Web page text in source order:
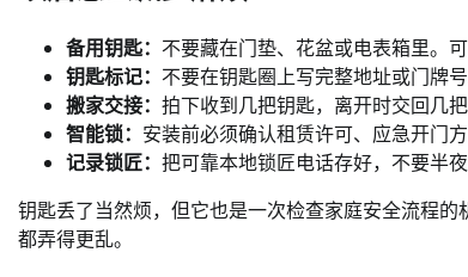
备用钥匙： 不要藏在门垫、花盆或电表箱里。
钥匙标记： 不要在钥匙圈上写完整地址或门牌号
搬家交接： 拍下收到几把钥匙，离开时交回几把
智能锁： 安装前必须确认租赁许可、应急开门
记录锁匠： 把可靠本地锁匠电话存好，不要半夜
钥匙丢了当然烦，但它也是一次检查家庭安全流程
都弄得更乱。